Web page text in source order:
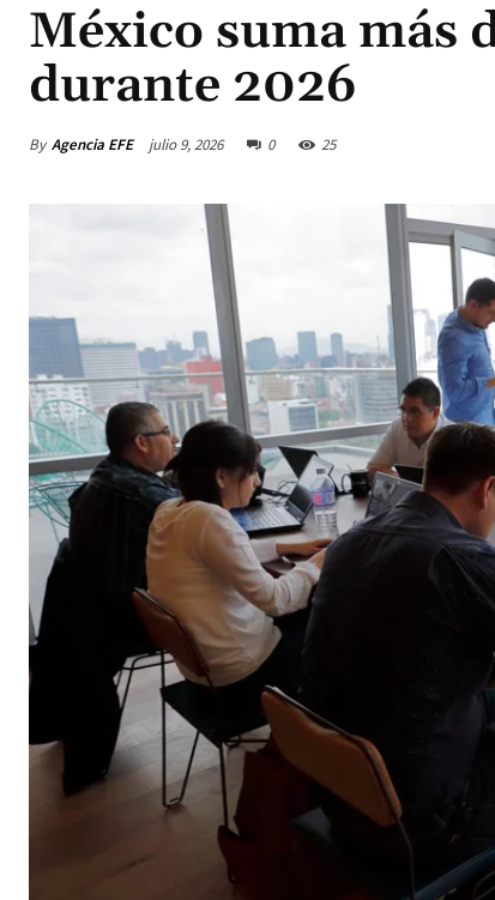
México suma más
durante 2026
By Agencia EFE julio 9, 2026 0 25